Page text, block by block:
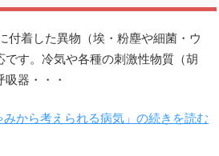
付着した異物（埃・粉塵や細菌・ウ
す。冷気や各種の刺激性物質（胡
器・・・
みから考えられる病気」の続きを読む